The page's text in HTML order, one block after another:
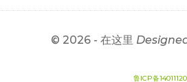
© 2026 - 在这里
鲁ICP备